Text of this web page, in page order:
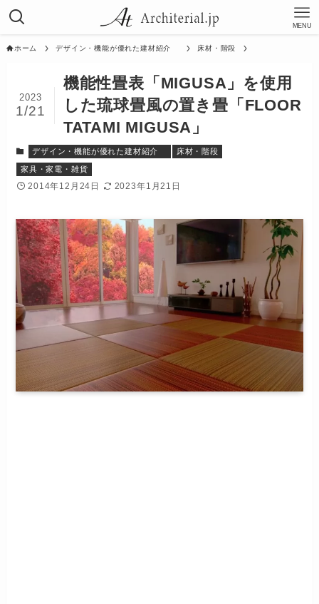
MENU
ホーム デザイン・機能が優れた建材紹介 床材・階段
機能性畳表「MIGUSA」を使用
した琉球畳風の置き畳「FLOOR
TATAMI MIGUSA」
2023
1/21
デザイン・機能が優れた建材紹介 床材・階段
家具・家電・雑貨
2014年12月24日 2023年1月21日